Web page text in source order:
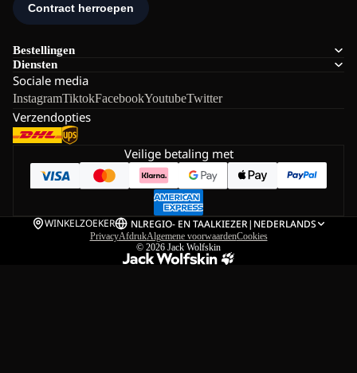
Bestellingen
Diensten
Sociale media
InstagramTiktokFacebookYoutubeTwitter
Verzendopties
Veilige betaling met
WINKELZOEKER NLREGIO- EN TAALKIEZER| NEDERLANDS
PrivacyAfdrukAlgemene voorwaardenCookies
© 2026 Jack Wolfskin